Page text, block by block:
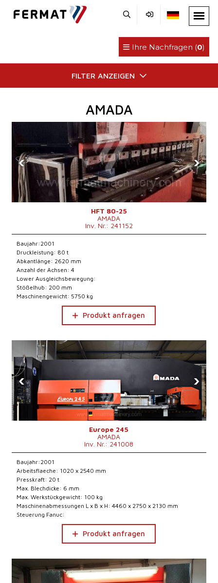
Ihre Nachfragen (0)
FILTER ANZEIGEN
AMADA
‹ ›
HFT 80-25
AMADA
Inv. Nr.: 241152
Baujahr:2001
Druckleistung: 80 t
Abkantlänge: 2620 mm
Anzahl der Achsen: 4
Lower Ausgleichsbewegung:
Stößelhub: 200 mm
Maschinengewicht: 5750 kg
Produkt anfragen
‹ ›
Europe 245
AMADA
Inv. Nr.: 241008
Baujahr:2001
Arbeitsflaeche: 1020 x 2540 mm
Presskraft: 20 t
Max. Blechdicke: 6 mm
Max. Werkstückgewicht: 100 kg
Maschinenabmessungen L x B x H: 4460 x 2750 x 2130 mm
Steuerung Fanuc:
Produkt anfragen